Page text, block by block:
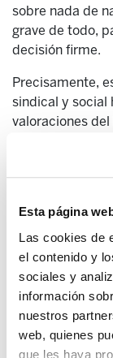
Esta página
Las cookies de
el contenido y
sociales y
información
nuestros
web, quienes
que les haya
sobre nada de
grave de todo,
decisión firme.
Precisamente,
sindical y social
valoraciones
de lo acordado
embargo, el
dice de eso en
nada que decir
Isidro Esnaola
acompañan de
realidad,
todo su artículo
ofrecido por